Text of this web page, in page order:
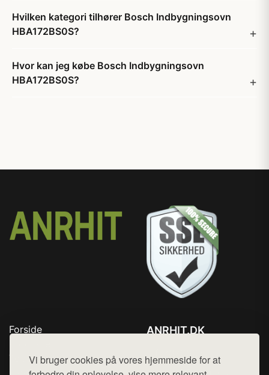
Vi bruger cookies på vores hjemmeside for at
Hvilken kategori tilhører Bosch Indbygningsovn
HBA172BS0S?
Hvor kan jeg købe Bosch Indbygningsovn
HBA172BS0S?
Forside
Top Rabatter
ANRHIT.DK
Mail: hej@want.dk